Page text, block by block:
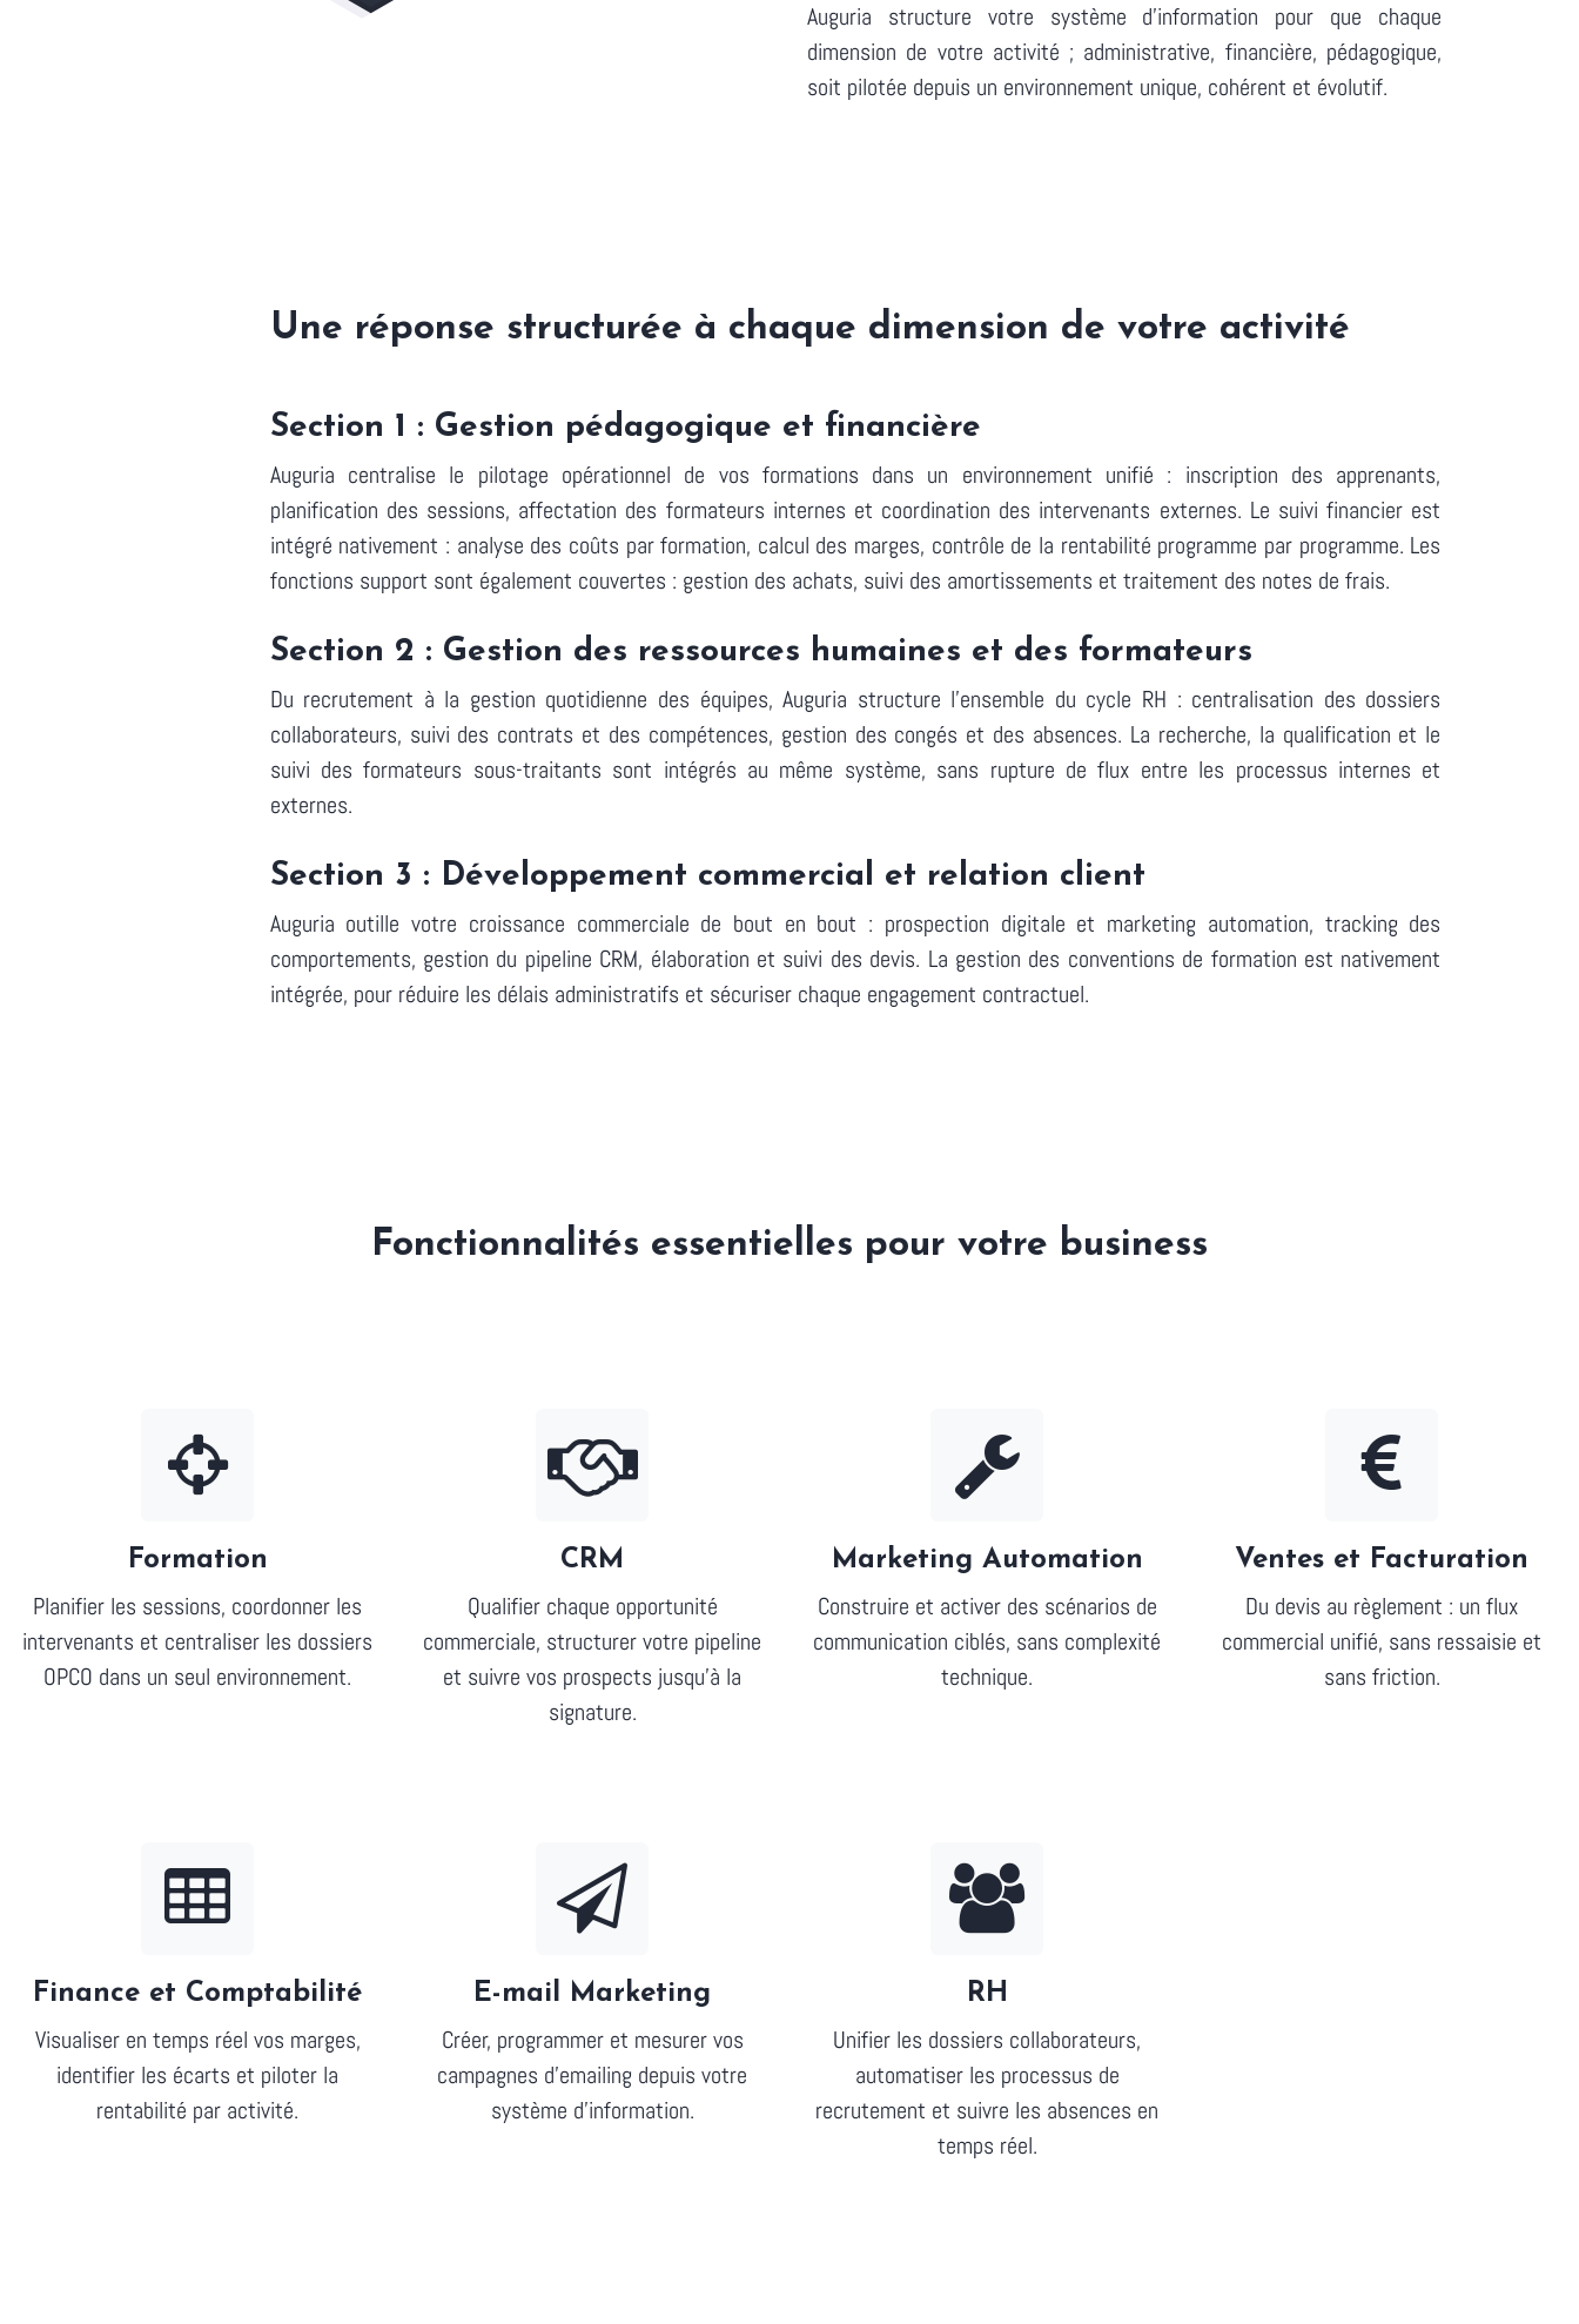
Auguria structure votre système d'information pour que chaque
dimension de votre activité ; administrative, financière, pédagogique,
soit pilotée depuis un environnement unique, cohérent et évolutif.
Une réponse structurée à chaque dimension de votre activité
Section 1 : Gestion pédagogique et financière
Auguria centralise le pilotage opérationnel de vos formations dans un environnement unifié : inscription des apprenants,
planification des sessions, affectation des formateurs internes et coordination des intervenants externes. Le suivi financier est
intégré nativement : analyse des coûts par formation, calcul des marges, contrôle de la rentabilité programme par programme. Les
fonctions support sont également couvertes : gestion des achats, suivi des amortissements et traitement des notes de frais.
Section 2 : Gestion des ressources humaines et des formateurs
Du recrutement à la gestion quotidienne des équipes, Auguria structure l'ensemble du cycle RH : centralisation des dossiers
collaborateurs, suivi des contrats et des compétences, gestion des congés et des absences. La recherche, la qualification et le
suivi des formateurs sous-traitants sont intégrés au même système, sans rupture de flux entre les processus internes et
externes.
Section 3 : Développement commercial et relation client
Auguria outille votre croissance commerciale de bout en bout : prospection digitale et marketing automation, tracking des
comportements, gestion du pipeline CRM, élaboration et suivi des devis. La gestion des conventions de formation est nativement
intégrée, pour réduire les délais administratifs et sécuriser chaque engagement contractuel.
Fonctionnalités essentielles pour votre business
Formation
Planifier les sessions, coordonner les
intervenants et centraliser les dossiers
OPCO dans un seul environnement.
CRM
Qualifier chaque opportunité
commerciale, structurer votre pipeline
et suivre vos prospects jusqu'à la
signature.
Marketing Automation
Construire et activer des scénarios de
communication ciblés, sans complexité
technique.
Ventes et Facturation
Du devis au règlement : un flux
commercial unifié, sans ressaisie et
sans friction.
Finance et Comptabilité
Visualiser en temps réel vos marges,
identifier les écarts et piloter la
rentabilité par activité.
E-mail Marketing
Créer, programmer et mesurer vos
campagnes d'emailing depuis votre
système d'information.
RH
Unifier les dossiers collaborateurs,
automatiser les processus de
recrutement et suivre les absences en
temps réel.